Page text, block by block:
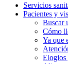
Servicios
Pacientes y
Buscar
Cómo
Ya que
Elogios